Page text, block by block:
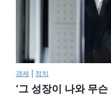
경제 정치
‘그 성장이 나와 무